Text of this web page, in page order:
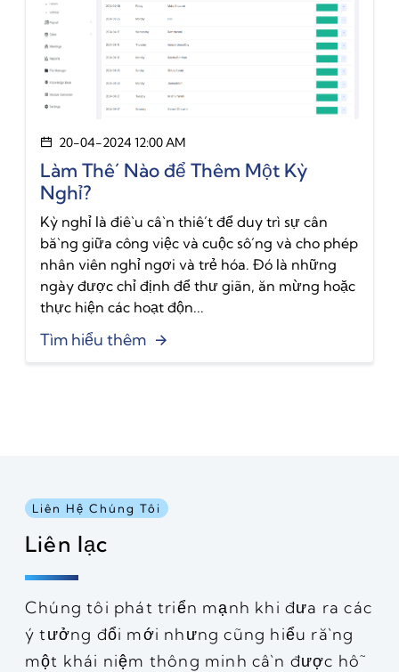
20-04-2024 12:00 AM
Làm Thế Nào để Thêm Một Kỳ
Nghỉ?
Kỳ nghỉ là điều cần thiết để duy trì sự cân
bằng giữa công việc và cuộc sống và cho phép
nhân viên nghỉ ngơi và trẻ hóa. Đó là những
ngày được chỉ định để thư giãn, ăn mừng hoặc
thực hiện các hoạt độn...
Tìm hiểu thêm
Liên Hệ Chúng Tôi
Liên lạc
Chúng tôi phát triển mạnh khi đưa ra các
ý tưởng đổi mới nhưng cũng hiểu rằng
một khái niệm thông minh cần được hỗ